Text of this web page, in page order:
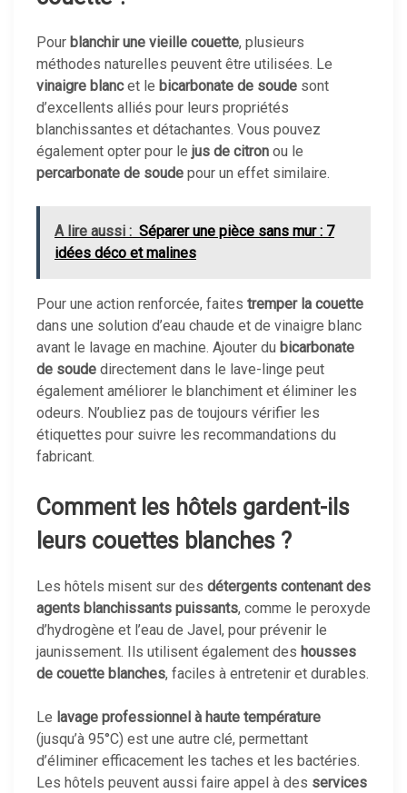
Pour blanchir une vieille couette, plusieurs
méthodes naturelles peuvent être utilisées. Le
vinaigre blancet le bicarbonate de soude sont
d’excellents alliés pour leurs propriétés
blanchissantes et détachantes. Vous pouvez
également opter pour le jus de citron ou le
percarbonate de soude pour un effet similaire.
A lire aussi : Séparer une pièce sans mur : 7
idées déco et malines
Pour une action renforcée, faites tremper la couette
dans une solution d’eau chaude et de vinaigre blanc
avant le lavage en machine. Ajouter du bicarbonate
de soude directement dans le lave-linge peut
également améliorer le blanchiment et éliminer les
odeurs. N’oubliez pas de toujours vérifier les
étiquettes pour suivre les recommandations du
fabricant.
Comment les hôtels gardent-ils
leurs couettes blanches ?
Les hôtels misent sur des détergents contenant des
agents blanchissants puissants, comme le peroxyde
d’hydrogène et l’eau de Javel, pour prévenir le
jaunissement. Ils utilisent également des housses
de couette blanches, faciles à entretenir et durables.
Le lavage professionnel à haute température
(jusqu’à 95°C) est une autre clé, permettant
d’éliminer efficacement les taches et les bactéries.
Les hôtels peuvent aussi faire appel à des services